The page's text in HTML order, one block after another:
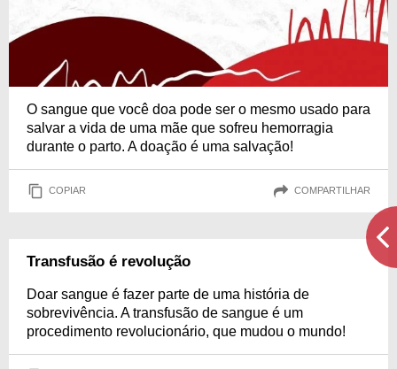
O sangue que você doa pode ser o mesmo usado para
salvar a vida de uma mãe que sofreu hemorragia
durante o parto. A doação é uma salvação!
COPIAR COMPARTILHAR
Transfusão é revolução
Doar sangue é fazer parte de uma história de
sobrevivência. A transfusão de sangue é um
procedimento revolucionário, que mudou o mundo!